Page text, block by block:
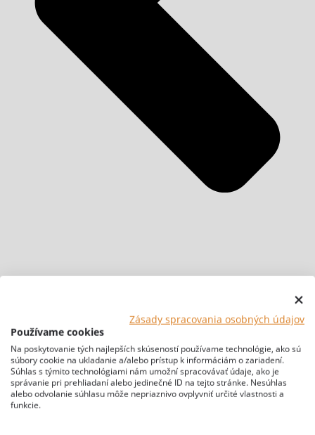
Zásady spracovania osobných údajov
Používame cookies
Na poskytovanie tých najlepších skúseností používame technológie, ako sú
súbory cookie na ukladanie a/alebo prístup k informáciám o zariadení.
Súhlas s týmito technológiami nám umožní spracovávať údaje, ako je
správanie pri prehliadaní alebo jedinečné ID na tejto stránke. Nesúhlas
alebo odvolanie súhlasu môže nepriaznivo ovplyvniť určité vlastnosti a
funkcie.